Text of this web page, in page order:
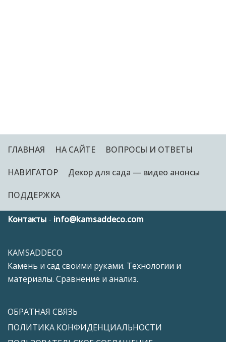
ГЛАВНАЯ НА САЙТЕ ВОПРОСЫ И ОТВЕТЫ
НАВИГАТОР Декор для сада — видео анонсы
ПОДДЕРЖКА
Контакты - info@kamsaddeco.com
KAMSADDECO
Камень и сад своими руками. Технологии и
материалы. Сравнение и анализ.
ОБРАТНАЯ СВЯЗЬ
ПОЛИТИКА КОНФИДЕНЦИАЛЬНОСТИ